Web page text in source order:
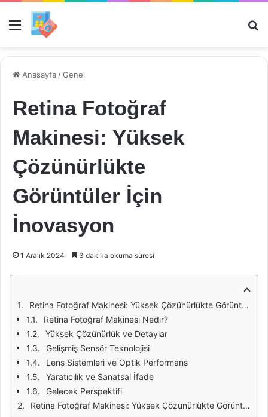
Menü
Anasayfa /Genel
Retina Fotoğraf
Makinesi: Yüksek
Çözünürlükte
Görüntüler İçin
İnovasyon
1 Aralık 2024 3 dakika okuma süresi
Retina Fotoğraf Makinesi: Yüksek Çözünürlükte Görüntüler İçin İnovasyon
Retina Fotoğraf Makinesi Nedir?
Yüksek Çözünürlük ve Detaylar
Gelişmiş Sensör Teknolojisi
Lens Sistemleri ve Optik Performans
Yaratıcılık ve Sanatsal İfade
Gelecek Perspektifi
Retina Fotoğraf Makinesi: Yüksek Çözünürlükte Görüntüler İçin İnovasyon